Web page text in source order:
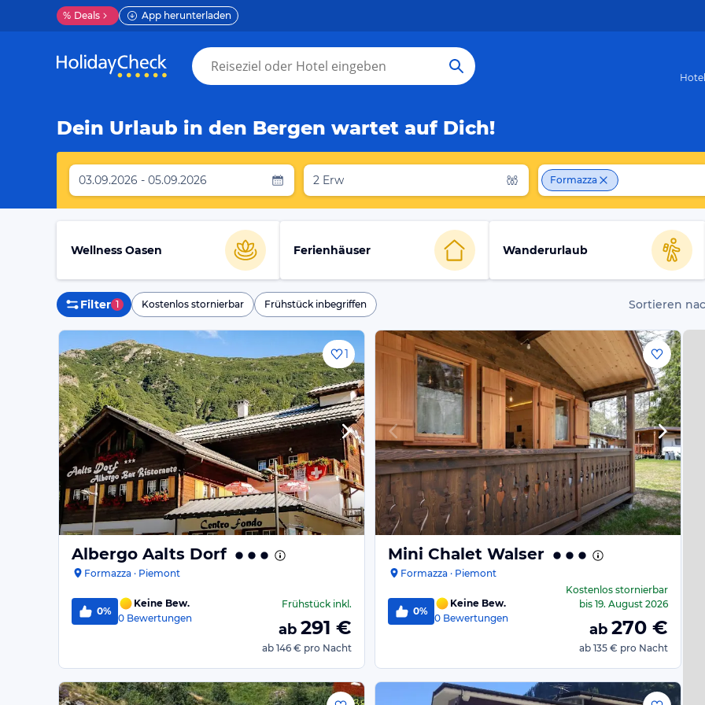
% Deals App herunterladen
Dein Urlaub in den Bergen wartet auf Dich!
03.09.2026 - 05.09.2026 2 Erw Formazza
Wellness Oasen Ferienhäuser Wanderurlaub
Filter 1 Kostenlos stornierbar Frühstück inbegriffen Sortieren
1
Albergo Aalts Dorf
Formazza · Piemont
0%
Keine Bew.
0 Bewertungen
Frühstückinkl.
ab 291 €
ab 146 € pro Nacht
Mini Chalet Walser
Formazza · Piemont
0%
Keine Bew.
0 Bewertungen
Kostenlos stornierbar
bis 19. August 2026
ab 270 €
ab 135 € pro Nacht